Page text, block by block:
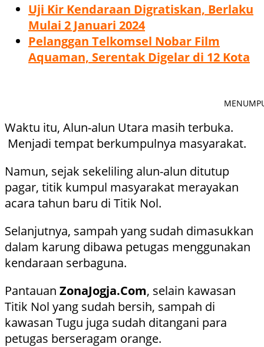
Uji Kir Kendaraan Digratiskan, Berlaku
Mulai 2 Januari 2024
Pelanggan Telkomsel Nobar Film
Aquaman, Serentak Digelar di 12 Kota
Waktu itu, Alun-alun Utara masih terbuka.
Menjadi tempat berkumpulnya masyarakat.
Namun, sejak sekeliling alun-alun ditutup
pagar, titik kumpul masyarakat merayakan
acara tahun baru di Titik Nol.
Selanjutnya, sampah yang sudah dimasukkan
dalam karung dibawa petugas menggunakan
kendaraan serbaguna.
Pantauan ZonaJogja.Com, selain kawasan
Titik Nol yang sudah bersih, sampah di
kawasan Tugu juga sudah ditangani para
petugas berseragam orange.